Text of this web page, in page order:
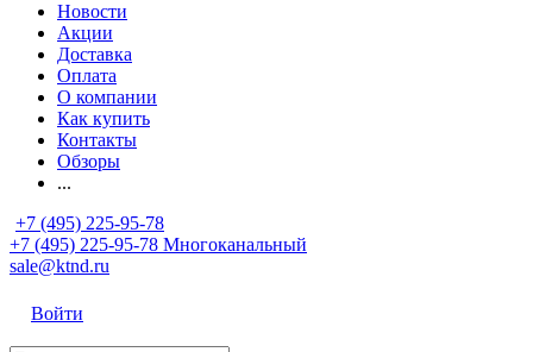
Новости
Акции
Доставка
Оплата
О компании
Как купить
Контакты
Обзоры
...
+7 (495) 225-95-78
+7 (495) 225-95-78 Многоканальный
sale@ktnd.ru
Войти